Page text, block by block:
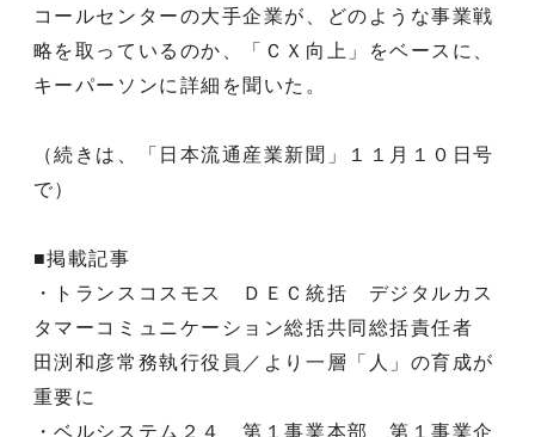
コールセンターの大手企業が、どのような事業戦
略を取っているのか、「ＣＸ向上」をベースに、
キーパーソンに詳細を聞いた。
（続きは、「日本流通産業新聞」１１月１０日号
で）
■掲載記事
・トランスコスモス ＤＥＣ統括 デジタルカス
タマーコミュニケーション総括共同総括責任者
田渕和彦常務執行役員／より一層「人」の育成が
重要に
・ベルシステム２４ 第１事業本部 第１事業企